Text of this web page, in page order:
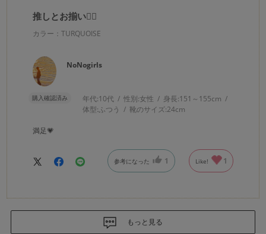
推しとお揃い❤️‍🔥
カラー：TURQUOISE
NoNogirls
購入確認済み 年代:10代 性別:女性 身長:151～155cm
体型:ふつう 靴のサイズ:24cm
満足💗
参考になった 1 Like! 1
もっと見る